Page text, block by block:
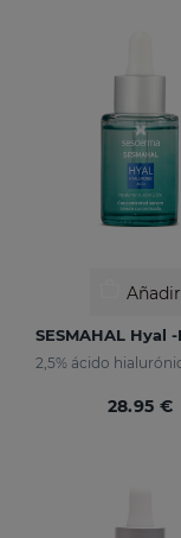
Añadir
28.95 €